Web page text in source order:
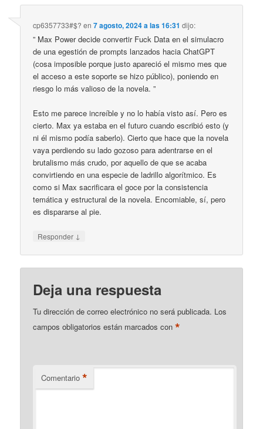
cp6357733#$? en7 agosto, 2024 a las 16:31 dijo:
” Max Power decide convertir Fuck Data en el simulacro
de una egestión de prompts lanzados hacia ChatGPT
(cosa imposible porque justo apareció el mismo mes que
el acceso a este soporte se hizo público), poniendo en
riesgo lo más valioso de la novela. ”
Esto me parece increíble y no lo había visto así. Pero es
cierto. Max ya estaba en el futuro cuando escribió esto (y
ni él mismo podía saberlo). Cierto que hace que la novela
vaya perdiendo su lado gozoso para adentrarse en el
brutalismo más crudo, por aquello de que se acaba
convirtiendo en una especie de ladrillo algorítmico. Es
como si Max sacrificara el goce por la consistencia
temática y estructural de la novela. Encomiable, sí, pero
es dispararse al pie.
Responder ↓
Deja una respuesta
Tu dirección de correo electrónico no será publicada. Los
campos obligatorios están marcados con*
Comentario *